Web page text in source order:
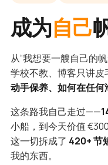
成为自己
从“我想要一艘自己的
学校不教、博客只讲皮
动手保养、如何在任何
这条路我自己走过——
小船，到今天价值
这一切拆成了 420+ 节
我的东西。